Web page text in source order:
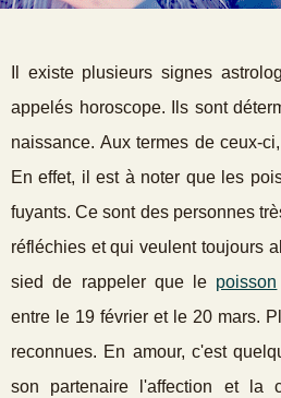
Il existe plusieurs signes
appelés horoscope. Ils sont
naissance. Aux termes de ceux-
En effet, il est à noter que les
fuyants. Ce sont des personnes
réfléchies et qui veulent toujours
sied de rappeler que le poisson
entre le 19 février et le 20 mars.
reconnues. En amour, c'est
son partenaire l'affection et la